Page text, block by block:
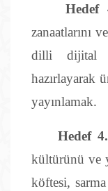
Hedef
zanaatlarını
dilli dijital
hazırlayarak
yayınlamak.
Hedef
kültürünü ve
köftesi,